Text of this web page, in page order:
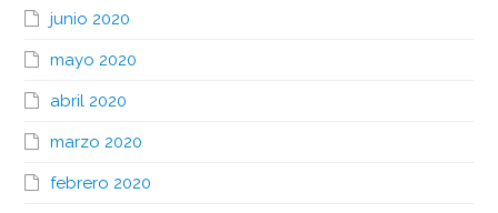
junio 2020
mayo 2020
abril 2020
marzo 2020
febrero 2020